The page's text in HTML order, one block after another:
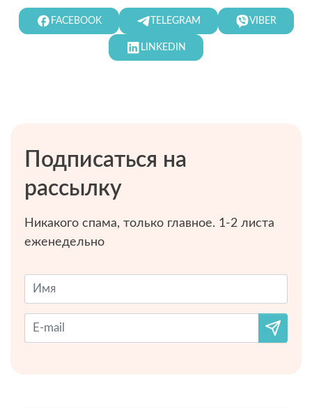
FACEBOOK TELEGRAM VIBER
LINKEDIN
Подписаться на
рассылку
Никакого спама, только главное. 1-2 листа
еженедельно